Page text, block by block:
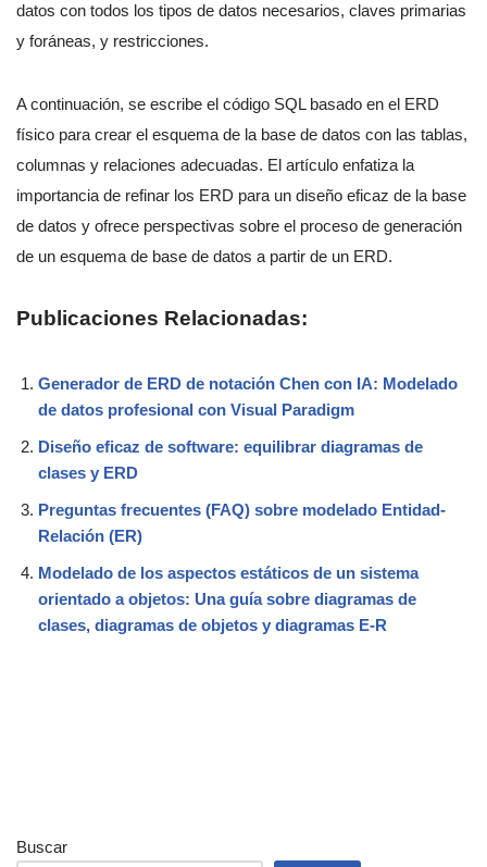
datos con todos los tipos de datos necesarios, claves primarias
y foráneas, y restricciones.
A continuación, se escribe el código SQL basado en el ERD
físico para crear el esquema de la base de datos con las tablas,
columnas y relaciones adecuadas. El artículo enfatiza la
importancia de refinar los ERD para un diseño eficaz de la base
de datos y ofrece perspectivas sobre el proceso de generación
de un esquema de base de datos a partir de un ERD.
Publicaciones Relacionadas:
Generador de ERD de notación Chen con IA: Modelado
de datos profesional con Visual Paradigm
Diseño eficaz de software: equilibrar diagramas de
clases y ERD
Preguntas frecuentes (FAQ) sobre modelado Entidad-
Relación (ER)
Modelado de los aspectos estáticos de un sistema
orientado a objetos: Una guía sobre diagramas de
clases, diagramas de objetos y diagramas E-R
Buscar